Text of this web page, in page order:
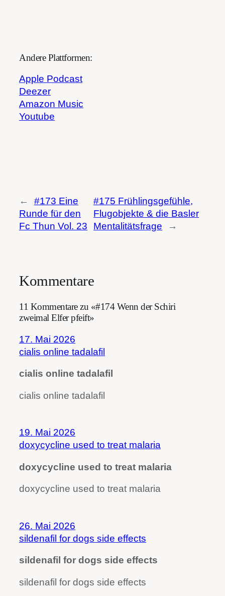
Andere Plattformen:
Apple Podcast
Deezer
Amazon Music
Youtube
←
#173 Eine
Runde für den
Fc Thun Vol. 23
#175 Frühlingsgefühle,
Flugobjekte & die Basler
Mentalitätsfrage
→
Kommentare
11 Kommentare zu «#174 Wenn der Schiri
zweimal Elfer pfeift»
17. Mai 2026
cialis online tadalafil
cialis online tadalafil
cialis online tadalafil
19. Mai 2026
doxycycline used to treat malaria
doxycycline used to treat malaria
doxycycline used to treat malaria
26. Mai 2026
sildenafil for dogs side effects
sildenafil for dogs side effects
sildenafil for dogs side effects